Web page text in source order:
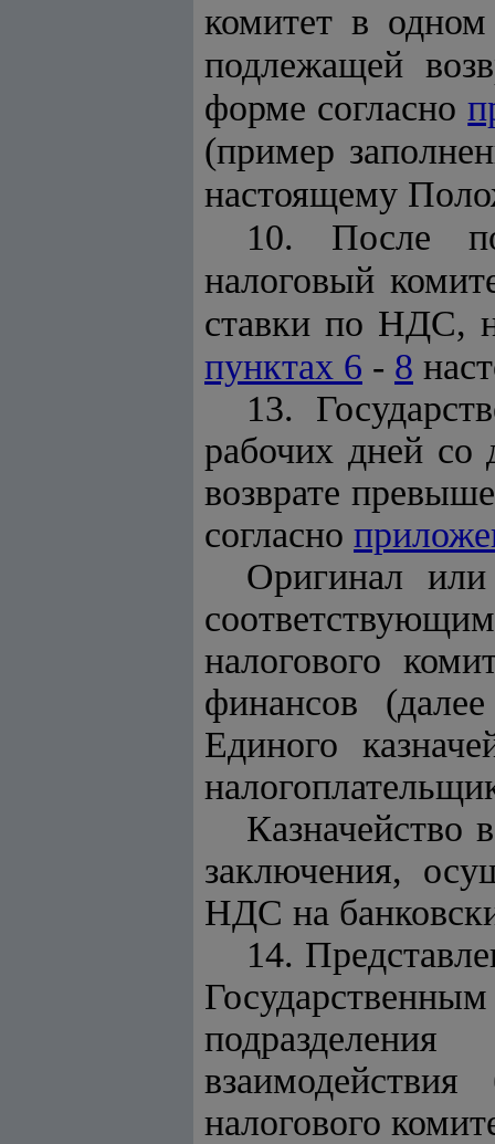
комитет в
подлежащей
форме согласно
(пример
настоящему
10. После
налоговый
ставки по НДС,
пунктах 6 - 8
13.
рабочих дней со
возврате
согласно
Оригинал или
налогового
финансов
Единого
Казначейство
заключения,
НДС на
14.
налогового